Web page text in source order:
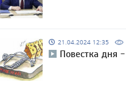
21.04.2024 12:35
Повестка дня